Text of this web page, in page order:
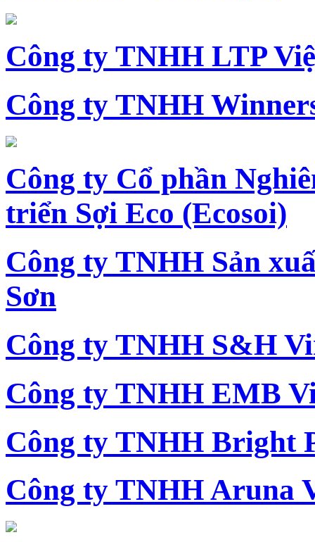
Công ty TNHH LTP
Công ty TNHH
Công ty Cổ phần
triển Sợi Eco (Ecosoi)
Công ty TNHH Sản
Sơn
Công ty TNHH S&H
Công ty TNHH EMB
Công ty TNHH Bright
Công ty TNHH Aruna